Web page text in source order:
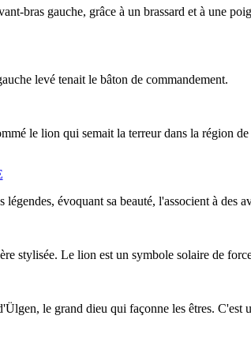
bras gauche, grâce à un brassard et à une
levé tenait le bâton de commandement.
le lion qui semait la terreur dans la région
évoquant sa beauté, l'associent à des
stylisée. Le lion est un symbole solaire de
le grand dieu qui façonne les êtres. C'est